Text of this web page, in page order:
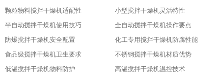
颗粒物料搅拌干燥机适配性
小型搅拌干燥机灵活特性
半自动搅拌干燥机使用技巧
全自动搅拌干燥机操作要点
防爆搅拌干燥机安全配置
化工专用搅拌干燥机防腐性能
食品级搅拌干燥机卫生要求
不锈钢搅拌干燥机材质优势
低温搅拌干燥机物料防护
高温搅拌干燥机温控技术